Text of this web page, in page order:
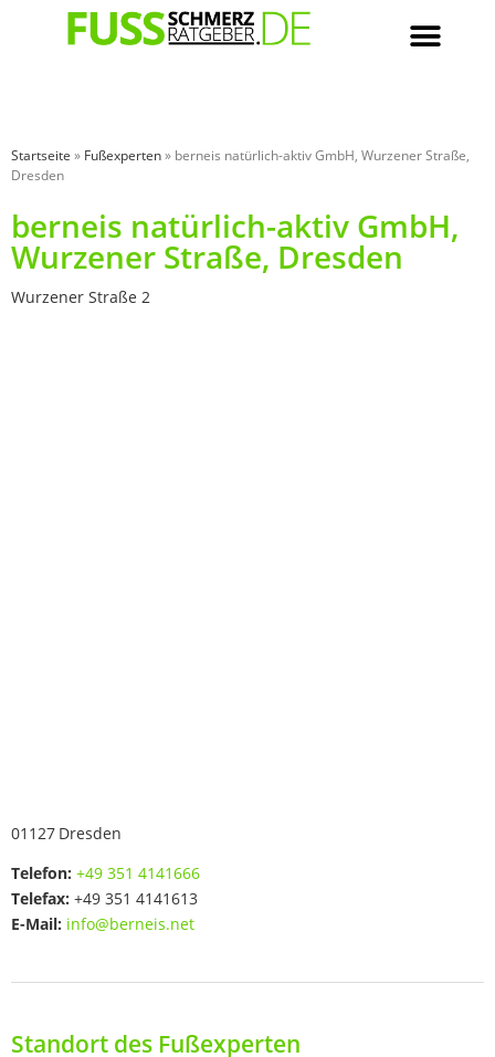
Startseite » Fußexperten» berneis natürlich-aktiv GmbH, Wurzener Straße,
Dresden
berneis natürlich-aktiv GmbH,
Wurzener Straße, Dresden
Wurzener Straße 2
01127 Dresden
Telefon: +49 351 4141666
Telefax: +49 351 4141613
E-Mail: info@berneis.net
Standort des Fußexperten